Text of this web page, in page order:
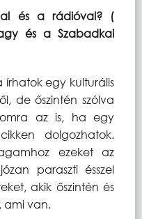
és a rádióval? (
és a Szabadkai
írhatok egy kulturális
de őszintén szólva
az is, ha egy
dolgozhatok.
ezeket az
paraszti ésszel
akik őszintén és
ami van.